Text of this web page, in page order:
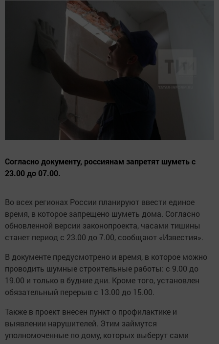
Согласно документу, россиянам запретят шуметь с
23.00 до 07.00.
Во всех регионах России планируют ввести единое
время, в которое запрещено шуметь дома. Согласно
обновленной версии законопроекта, часами тишины
станет период с 23.00 до 7.00, сообщают «Известия».
В документе предусмотрено и время, в которое можно
проводить шумные строительные работы: с 9.00 до
19.00 и только в будние дни. Кроме того, установлен
обязательный перерыв с 13.00 до 15.00.
Также в проект внесен пункт о профилактике и
выявлении нарушителей. Этим займутся
уполномоченные по дому, которых выберут сами